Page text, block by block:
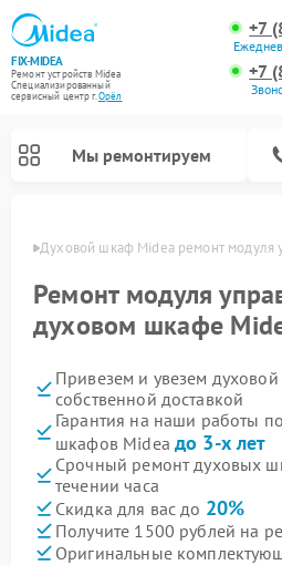
FIX-MIDEA
Ремонт устройств Midea
Специализированный
cервисный центр г.Орёл
+7
+7
Мы ремонтируем
Духовой шкаф Midea ремонт модуля
Ремонт модуля
духовом шкафе
Привезем и увезем
собственной доставкой
Гарантия на наши работы
шкафов Midea до 3-х лет
Срочный ремонт духовых
течении часа
Скидка для вас до 20%
Получите 1500 рублей на
Оригинальные